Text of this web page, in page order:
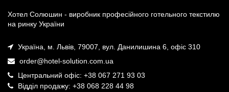
Хотел Солюшин - виробник професійного готельного текстилю
на ринку України
Україна, м. Львів, 79007, вул. Данилишина 6, офіс 310
order@hotel-solution.com.ua
Центральний офіс: +38 067 271 93 03
Відділ продажу: +38 068 228 44 98